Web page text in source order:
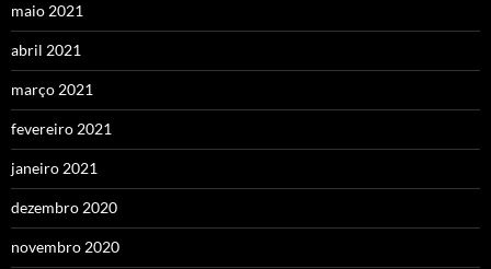
maio 2021
abril 2021
março 2021
fevereiro 2021
janeiro 2021
dezembro 2020
novembro 2020